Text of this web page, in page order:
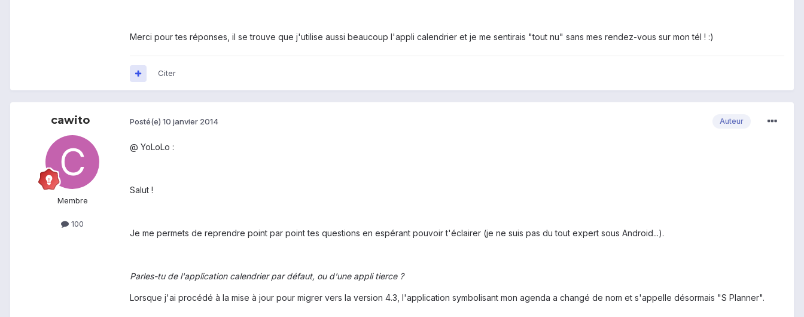
Merci pour tes réponses, il se trouve que j'utilise aussi beaucoup l'appli calendrier et je me sentirais "tout nu" sans mes rendez-vous sur mon tél ! :)
Citer
cawito
Membre
100
Auteur
Posté(e) 10 janvier 2014
@ YoLoLo :
Salut !
Je me permets de reprendre point par point tes questions en espérant pouvoir t'éclairer (je ne suis pas du tout expert sous Android...).
Parles-tu de l'application calendrier par défaut, ou d'une appli tierce ?
Lorsque j'ai procédé à la mise à jour pour migrer vers la version 4.3, l'application symbolisant mon agenda a changé de nom et s'appelle désormais "S Planner".